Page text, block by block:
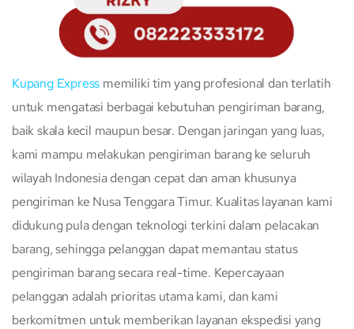
Kupang Express memiliki tim yang profesional dan terlatih
untuk mengatasi berbagai kebutuhan pengiriman barang,
baik skala kecil maupun besar. Dengan jaringan yang luas,
kami mampu melakukan pengiriman barang ke seluruh
wilayah Indonesia dengan cepat dan aman khusunya
pengiriman ke Nusa Tenggara Timur. Kualitas layanan kami
didukung pula dengan teknologi terkini dalam pelacakan
barang, sehingga pelanggan dapat memantau status
pengiriman barang secara real-time. Kepercayaan
pelanggan adalah prioritas utama kami, dan kami
berkomitmen untuk memberikan layanan ekspedisi yang